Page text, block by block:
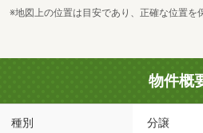
※地図上の位置は目安であり、正確な位置を
物件概
種別 分譲